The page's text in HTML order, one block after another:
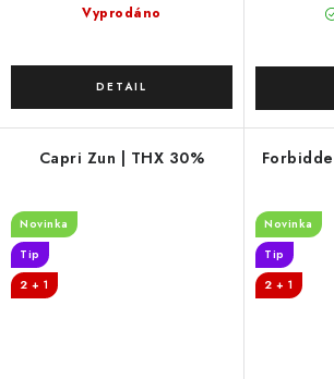
Vyprodáno
Capri Zun | THX 30%
Novinka
Tip
2 + 1
Novinka
Tip
2 + 1